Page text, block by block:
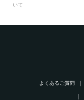
いて
よくあるご質問